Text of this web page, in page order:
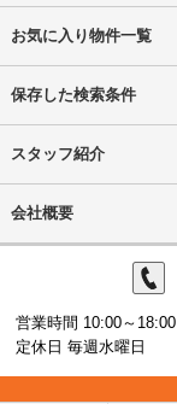
お気に入り物件一覧
保存した検索条件
スタッフ紹介
会社概要
営業時間 10:00～18:00
定休日 毎週水曜日